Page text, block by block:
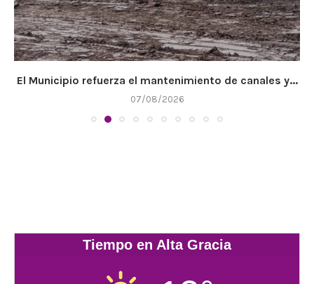
El Municipio refuerza el mantenimiento de canales y...
07/08/2026
Tiempo en Alta Gracia